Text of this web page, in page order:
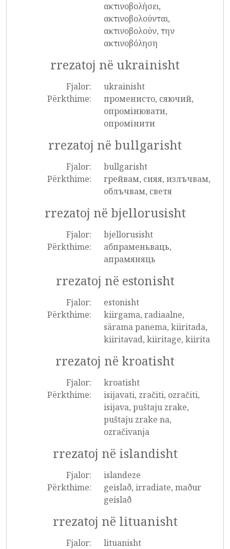
ακτινοβολήσει,
ακτινοβολούνται,
ακτινοβολούν, την
ακτινοβόληση
rrezatoj në ukrainisht
Fjalor:
ukrainisht
Përkthime:
променисто, сяючий,
опромінювати,
опромінити
rrezatoj në bullgarisht
Fjalor:
bullgarisht
Përkthime:
грейвам, сияя, излъчвам,
облъчвам, светя
rrezatoj në bjellorusisht
Fjalor:
bjellorusisht
Përkthime:
абпраменьваць,
апрамяняць
rrezatoj në estonisht
Fjalor:
estonisht
Përkthime:
kiirgama, radiaalne,
särama panema, kiiritada,
kiiritavad, kiiritage, kiirita
rrezatoj në kroatisht
Fjalor:
kroatisht
Përkthime:
isijavati, zračiti, ozračiti,
isijava, puštaju zrake,
puštaju zrake na,
ozračivanja
rrezatoj në islandisht
Fjalor:
islandeze
Përkthime:
geislað, irradiate, maður
geislað
rrezatoj në lituanisht
Fjalor:
lituanisht